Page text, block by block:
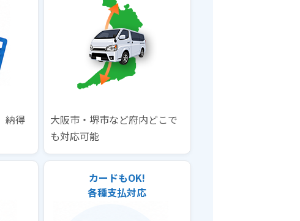
納得
大阪市・堺市など府内どこで
も対応可能
カードもOK!
各種支払対応